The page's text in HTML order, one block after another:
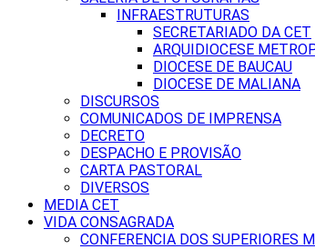
INFRAESTRUTURAS
SECRETARIADO DA CET
ARQUIDIOCESE
DIOCESE DE BAUCAU
DIOCESE DE MALIANA
DISCURSOS
COMUNICADOS DE IMPRENSA
DECRETO
DESPACHO E PROVISÃO
CARTA PASTORAL
DIVERSOS
MEDIA CET
VIDA CONSAGRADA
CONFERENCIA DOS SUPERIORES